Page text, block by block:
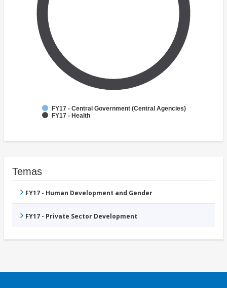
FY17 - Central Government (Central Agencies)
FY17 - Health
Temas
FY17 - Human Development and Gender
FY17 - Private Sector Development